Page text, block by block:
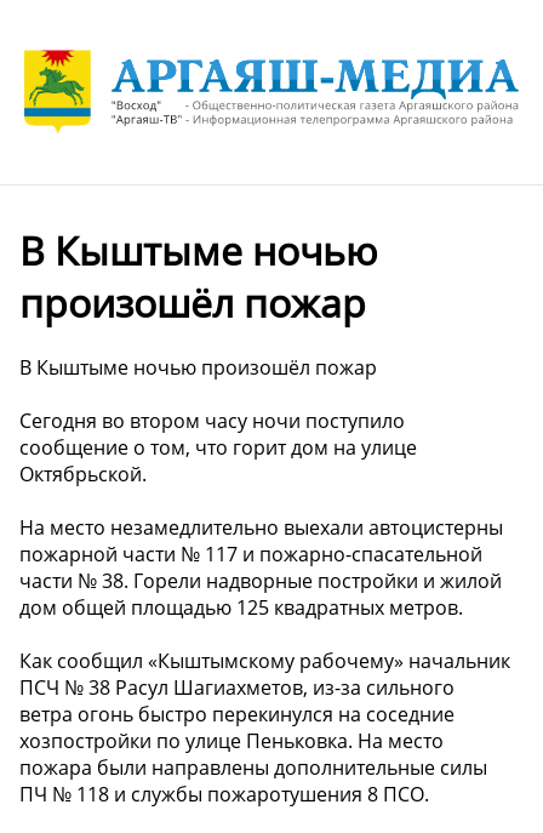
В Кыштыме ночью
произошёл пожар
В Кыштыме ночью произошёл пожар
Сегодня во втором часу ночи поступило
сообщение о том, что горит дом на улице
Октябрьской.
На место незамедлительно выехали автоцистерны
пожарной части № 117 и пожарно-спасательной
части № 38. Горели надворные постройки и жилой
дом общей площадью 125 квадратных метров.
Как сообщил «Кыштымскому рабочему» начальник
ПСЧ № 38 Расул Шагиахметов, из-за сильного
ветра огонь быстро перекинулся на соседние
хозпостройки по улице Пеньковка. На место
пожара были направлены дополнительные силы
ПЧ № 118 и службы пожаротушения 8 ПСО.